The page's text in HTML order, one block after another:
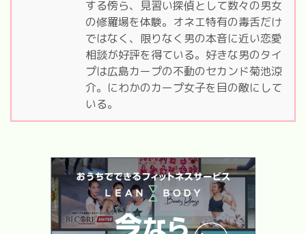
する傍ら、見習い探偵として数々の男女
の修羅場を体験。オネエ特有の毒舌だけ
ではなく、限りなく男の本音に近い恋愛
相談が好評を得ている。好きな男のタイ
プは広島カープの不動のセカンド菊池涼
介。にわかのカープ女子を目の敵にして
いる。